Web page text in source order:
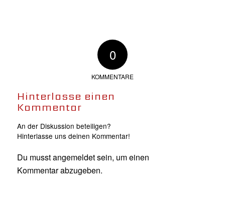
0
KOMMENTARE
Hinterlasse einen
Kommentar
An der Diskussion beteiligen?
Hinterlasse uns deinen Kommentar!
Du musstangemeldetsein, um einen
Kommentar abzugeben.